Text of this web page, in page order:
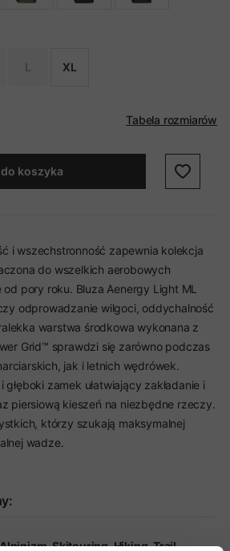
L XL
Tabela rozmiarów
koszyka
i wszechstronność zapewnia kolekcja
do wszelkich aerobowych
pory roku. Bluza Aenergy Light ML
odprowadzanie wilgoci, oddychalność
warstwa środkowa wykonana z
Grid™ sprawdzi się zarówno podczas
jak i letnich wędrówek.
zamek ułatwiający zakładanie i
piersiową kieszeń na niezbędne rzeczy.
którzy szukają maksymalnej
wadze.
Alpinizm, Skitouring, Hiking, Trail